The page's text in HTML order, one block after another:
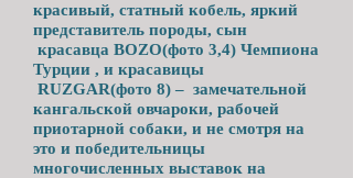
красивый, статный кобель, яркий
представитель породы, сын
красавца BOZO(фото 3,4) Чемпиона
Турции , и красавицы
RUZGAR(фото 8) – замечательной
кангальской овчароки, рабочей
приотарной собаки, и не смотря на
это и победительницы
многочисленных выставок на